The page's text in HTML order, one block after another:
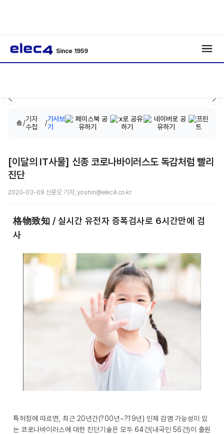
Since 1959
/기자
수첩
/기사보
기
[이달의 IT사물] 신종 코로나바이러스도 독감처럼 빨리
진단
2020-03-09 신윤오 기자, yoshin@elec4.co.kr
格物致知 / 실시간 유전자 증폭검사로 6시간만에 검
사
특허청에 따르면, 최근 20년간(?00년~?19년) 인체 감염 가능성이 있
는 코로나바이러스에 대한 진단기술은 모두 64건(내국인 56건)이 출원